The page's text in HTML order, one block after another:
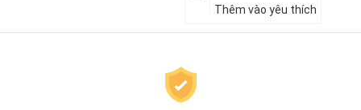
Thêm vào yêu thích